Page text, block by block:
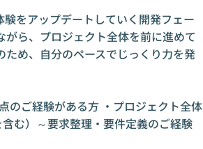
をアップデートしていく開発フェー
ら、プロジェクト全体を前に進めて
め、自分のペースでじっくり力を発
のご経験がある方 ・プロジェクト全体
む）～要求整理・要件定義のご経験